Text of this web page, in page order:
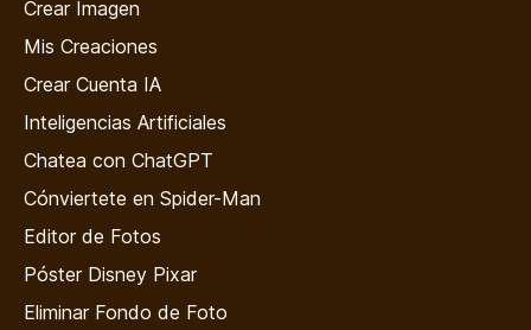
Crear Imagen
Mis Creaciones
Crear Cuenta IA
Inteligencias Artificiales
Chatea con ChatGPT
Cónviertete en Spider-Man
Editor de Fotos
Póster Disney Pixar
Eliminar Fondo de Foto